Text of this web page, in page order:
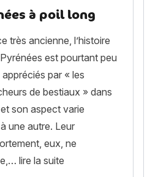
à poil long
très ancienne, l’histoire
est pourtant peu
par « les
de bestiaux » dans
son aspect varie
une autre. Leur
eux, ne
lire la suite